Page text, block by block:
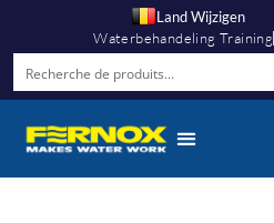
Land Wijzigen
Waterbehandeling Training